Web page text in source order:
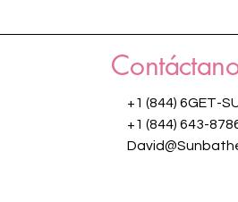
+1 (844) 6GET-
+1 (844) 643-